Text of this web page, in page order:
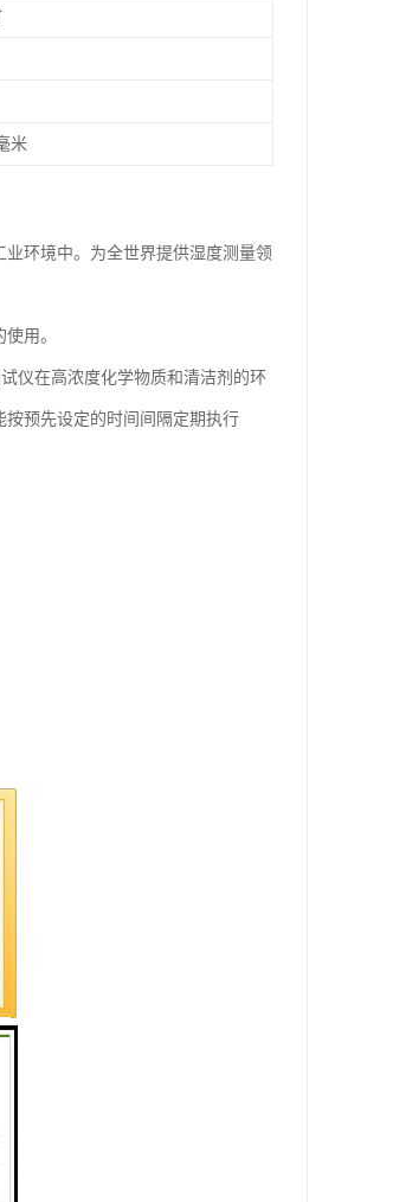
米
环境中。为全世界提供湿度测量领
用。
仪在高浓度化学物质和清洁剂的环
预先设定的时间间隔定期执行